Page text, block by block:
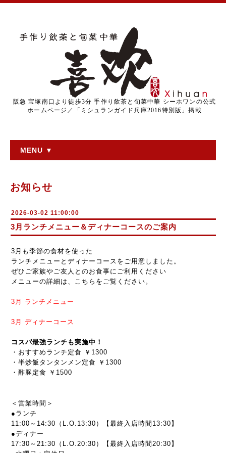
阪急 宝塚南口より徒歩3分 手作り飲茶と旬菜中華 シーホワンの公式
ホームページ／「ミシュランガイド兵庫2016特別版」掲載
MENU ▼
お知らせ
2026-03-02 11:00:00
3月ランチメニュー＆ディナーコースのご案内
3月も季節の食材を使った
ランチメニューとディナーコースをご用意しました。
ぜひご家族やご友人とのお食事にご利用ください
メニューの詳細は、こちらをご覧ください。
3月 ランチメニュー
3月 ディナーコース
コスパ最強ランチも実施中！
・おすすめランチ定食 ￥1300
・半炒飯タンタンメン定食 ￥1300
・酢豚定食 ￥1500
＜営業時間＞
●ランチ
11:00～14:30（L.O.13:30）【最終入店時間13:30】
●ディナー
17:30～21:30 （L.O.20:30）【最終入店時間20:30】